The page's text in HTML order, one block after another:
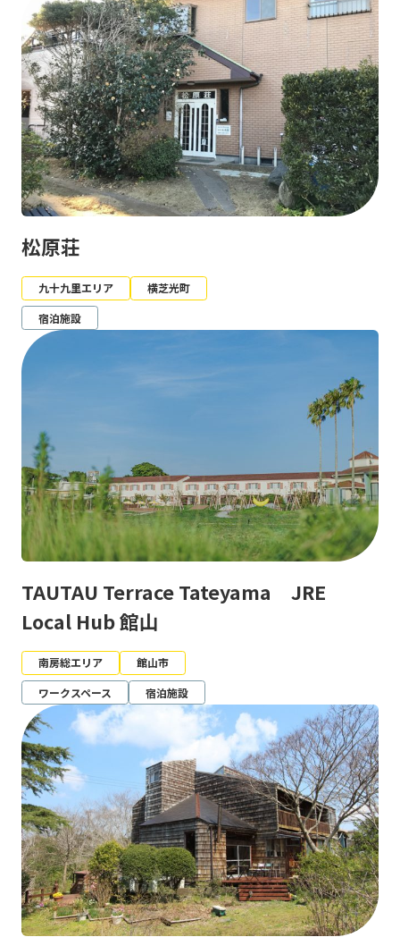
松原荘
九十九里エリア
横芝光町
宿泊施設
TAUTAU Terrace Tateyama JRE
Local Hub 館山
南房総エリア
館山市
ワークスペース
宿泊施設